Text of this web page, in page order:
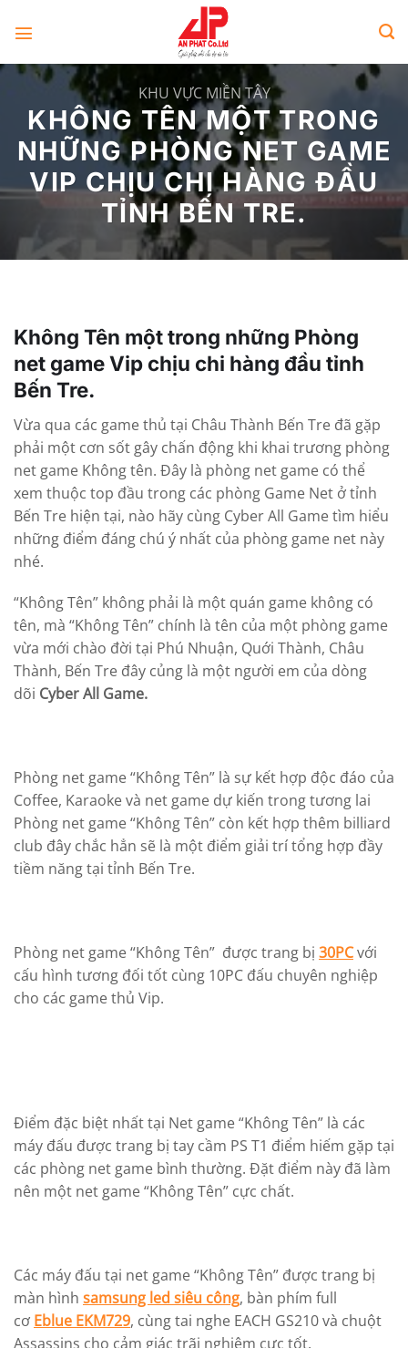
KHU VỰC MIỀN TÂY
KHÔNG TÊN MỘT TRONG
NHỮNG PHÒNG NET GAME
VIP CHỊU CHI HÀNG ĐẦU
TỈNH BẾN TRE.
Không Tên một trong những Phòng
net game Vip chịu chi hàng đầu tỉnh
Bến Tre.
Vừa qua các game thủ tại Châu Thành Bến Tre đã gặp
phải một cơn sốt gây chấn động khi khai trương phòng
net game Không tên. Đây là phòng net game có thể
xem thuộc top đầu trong các phòng Game Net ở tỉnh
Bến Tre hiện tại, nào hãy cùng Cyber All Game tìm hiểu
những điểm đáng chú ý nhất của phòng game net này
nhé.
“Không Tên” không phải là một quán game không có
tên, mà “Không Tên” chính là tên của một phòng game
vừa mới chào đời tại Phú Nhuận, Quới Thành, Châu
Thành, Bến Tre đây củng là một người em của dòng
dõi Cyber All Game.
Phòng net game “Không Tên” là sự kết hợp độc đáo của
Coffee, Karaoke và net game dự kiến trong tương lai
Phòng net game “Không Tên” còn kết hợp thêm billiard
club đây chắc hẳn sẽ là một điểm giải trí tổng hợp đầy
tiềm năng tại tỉnh Bến Tre.
Phòng net game “Không Tên” được trang bị 30PCvới
cấu hình tương đối tốt cùng 10PC đấu chuyên nghiệp
cho các game thủ Vip.
Điểm đặc biệt nhất tại Net game “Không Tên” là các
máy đấu được trang bị tay cầm PS T1 điểm hiếm gặp tại
các phòng net game bình thường. Đặt điểm này đã làm
nên một net game “Không Tên” cực chất.
Các máy đấu tại net game “Không Tên” được trang bị
màn hình samsung led siêu công, bàn phím full
cơ Eblue EKM729, cùng tai nghe EACH GS210 và chuột
Assassins cho cảm giác trãi nghiệm cực tốt.